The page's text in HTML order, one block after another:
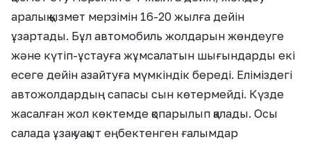
аралық қызмет мерзімін 16-20 жылға дейін
ұзартады. Бұл автомобиль жолдарын жөндеуге
және күтіп-ұстауға жұмсалатын шығындарды екі
есеге дейін азайтуға мүмкіндік береді. Еліміздегі
автожолдардың сапасы сын көтермейді. Күзде
жасалған жол көктемде қопарылып қалады. Осы
салада ұзақ уақыт еңбектенген ғалымдар